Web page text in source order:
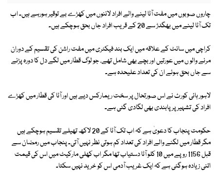
چاروں صوبوں میں مفت آٹا لینے والے افراد لائنوں میں کھڑے بے توقیر ہورہے ہیں۔ اب
تک آٹا لینے میں بھگدڑ سے 20 کے قریب افراد جاں بحق ہوچکے ہیں۔
کراچی میں سائٹ کے علاقہ میں ایک بند فیکٹری میں مفت راشن کی تقسیم کے دوران
مرنے والو ں میں عورتیں اور بچے بھی شامل تھے، جو لوگ قطار میں لگے دل کا دورہ پڑنے
سے جاں بحق ہوئے ان کی تعداد علیحدہ ہے۔
لاہور ہائی کورٹ نے اس صورتحال پر سخت ریمارکس دیے ہیں اور آٹا کی قطار میں کھڑے
افراد کی تشہیر پر پابندی بھی لگادی گئی ہے۔
حکومت پنجاب کا دعویٰ ہے کہ اب تک آٹا کے 20 لاکھ تھیلے تقسیم ہوچکے ہیں
مگر قطار میں لگنے والے افراد کی تعداد کم ہوتی نظر نہیں آتی۔ پنجاب میں رمضان سے
قبل 1156 روپے میں 10 کلو آٹا دستیاب تھا مگر اب کھلی مارکیٹ میں اس کی قیمت
اتنی زیادہ ہوگئی ہے کہ ایک غریب آدمی اس کو خرید نہیں سکتا۔